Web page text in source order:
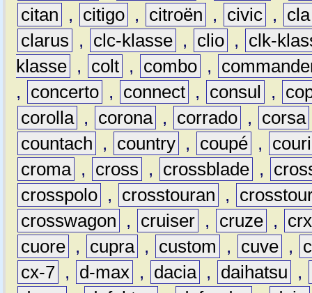
citan
, citigo , citroën , civic ,
cla
clarus
, clc-klasse , clio ,
clk-
klasse , colt , combo ,
,
concerto , connect , consul ,
corolla , corona , corrado , corsa
countach
, country , coupé ,
croma , cross , crossblade ,
crosspolo , crosstouran ,
crosswagon
, cruiser , cruze ,
crx
cuore , cupra , custom , cuve ,
cx-7 , d-max , dacia , daihatsu
,